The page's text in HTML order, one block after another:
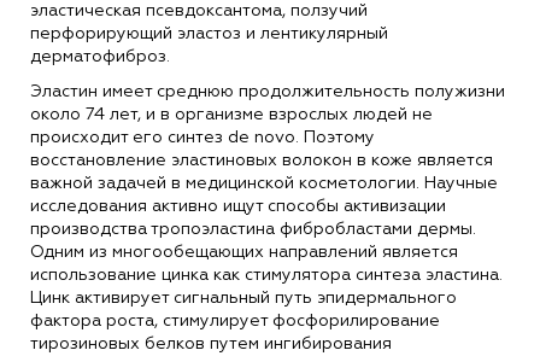
эластическая псевдоксантома, ползучий
перфорирующий эластоз и лентикулярный
дерматофиброз.
Эластин имеет среднюю продолжительность полужизни
около 74 лет, и в организме взрослых людей не
происходит его синтез de novo. Поэтому
восстановление эластиновых волокон в коже является
важной задачей в медицинской косметологии. Научные
исследования активно ищут способы активизации
производства тропоэластина фибробластами дермы.
Одним из многообещающих направлений является
использование цинка как стимулятора синтеза эластина.
Цинк активирует сигнальный путь эпидермального
фактора роста, стимулирует фосфорилирование
тирозиновых белков путем ингибирования